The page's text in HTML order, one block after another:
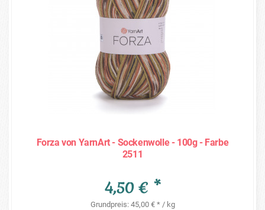
Forza von YarnArt - Sockenwolle - 100g - Farbe
2511
4,50 € *
Grundpreis: 45,00 € * / kg